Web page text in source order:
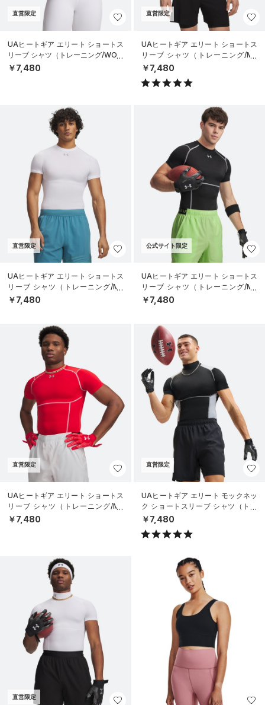
直営限定
UAヒートギア エリート ショートス
リーブ シャツ（トレーニング/WOM
EN）
￥7,480
直営限定
UAヒートギア エリート ショートス
リーブ シャツ（トレーニング/ME
N）
￥7,480
直営限定
UAヒートギア エリート ショートス
リーブ シャツ（トレーニング/ME
N）
￥7,480
公式サイト限定
UAヒートギア エリート ショートス
リーブ シャツ（トレーニング/ME
N）
￥7,480
直営限定
UAヒートギア エリート ショートス
リーブ シャツ（トレーニング/ME
N）
￥7,480
直営限定
UAヒートギア エリート モックネッ
ク ショートスリーブ シャツ（トレ
ーニング/MEN）
￥7,480
直営限定